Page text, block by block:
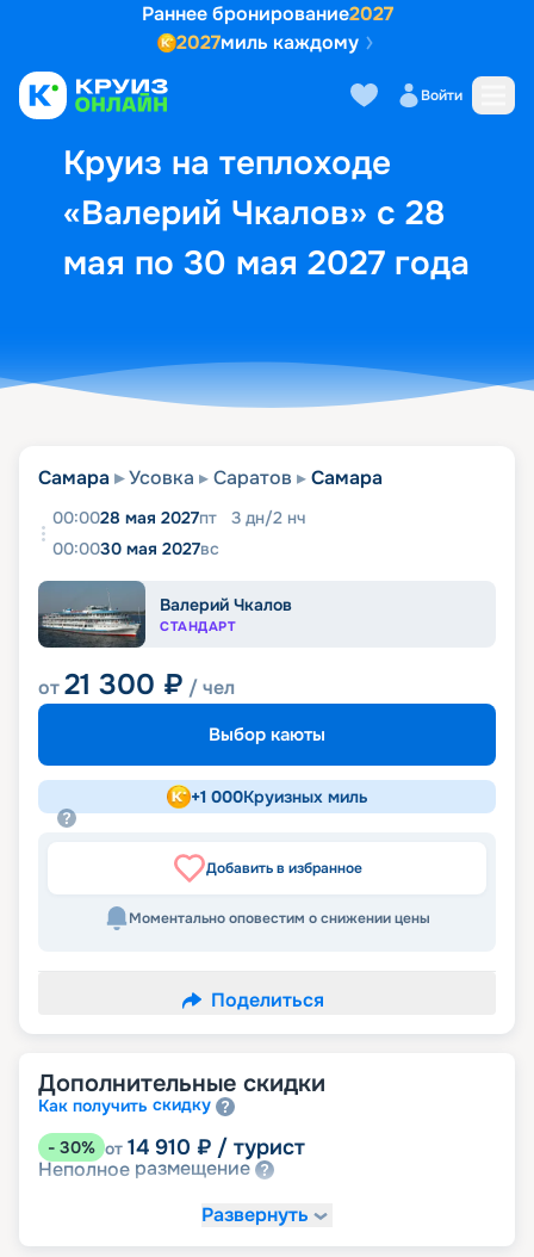
Раннее бронирование2027
2027миль каждому
Войти
Круиз на теплоходе
«Валерий Чкалов» с 28
мая по 30 мая 2027 года
Выбор кают Маршрут и
Самара Усовка Саратов Самара
00:0028 мая 2027пт 3 дн/2 нч
00:0030 мая 2027вс
Валерий Чкалов
СТАНДАРТ
от21 300 ₽ / чел
Выбор каюты
+1 000Круизных миль
Добавить в избранное
Моментально оповестим о снижении цены
Поделиться
Дополнительные скидки
Как получить скидку
- 30% от 14 910 ₽ / турист
Неполное размещение
Развернуть